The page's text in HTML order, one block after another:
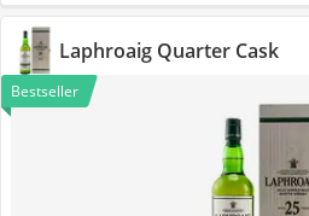
Laphroaig Quarter Cask
Bestseller